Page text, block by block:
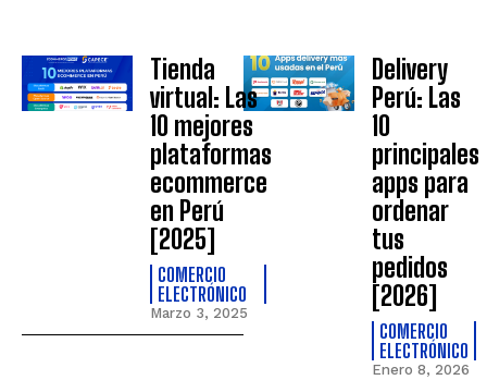
Tienda
virtual: Las
10 mejores
plataformas
ecommerce
en Perú
[2025]
COMERCIO
ELECTRÓNICO
Marzo 3, 2025
Delivery
Perú: Las
10
principales
apps para
ordenar
tus
pedidos
[2026]
COMERCIO
ELECTRÓNICO
Enero 8, 2026